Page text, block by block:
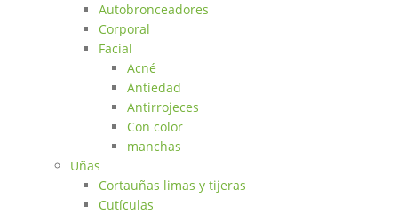
Autobronceadores
Corporal
Facial
Acné
Antiedad
Antirrojeces
Con color
manchas
Uñas
Cortauñas limas y tijeras
Cutículas